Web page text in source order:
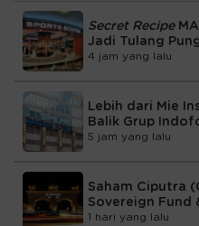
Secret Recipe
Jadi Tulang
4 jam yang lalu
Lebih dari Mie
Balik Grup
5 jam yang lalu
Saham Ciputra
Sovereign Fund
1 hari yang lalu